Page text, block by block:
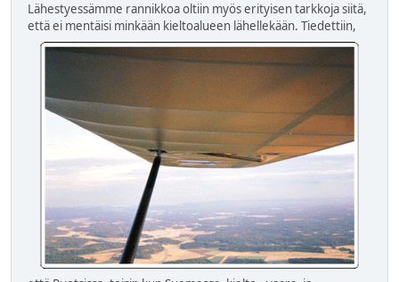
Lähestyessämme rannikkoa oltiin myös erityisen tarkkoja siitä,
että ei mentäisi minkään kieltoalueen lähellekään. Tiedettiin,